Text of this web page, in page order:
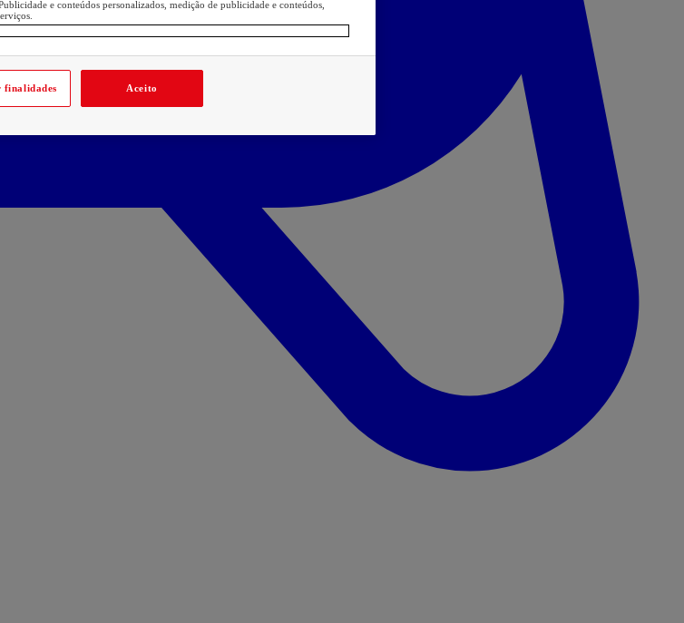
e conteúdos personalizados, medição de publicidade e conteúdos,
finalidades Aceito